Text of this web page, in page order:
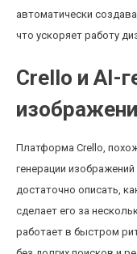
автоматически
что ускоряет работу
Crello и AI-
Платформа Crello,
генерации
достаточно описать,
сделает его за
работает в быстром